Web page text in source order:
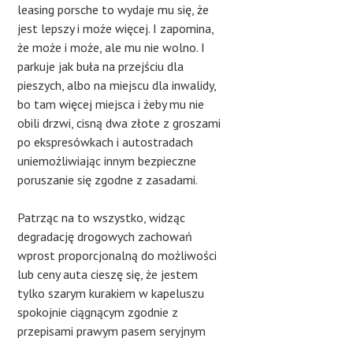
leasing porsche to wydaje mu się, że
jest lepszy i może więcej. I zapomina,
że może i może, ale mu nie wolno. I
parkuje jak buła na przejściu dla
pieszych, albo na miejscu dla inwalidy,
bo tam więcej miejsca i żeby mu nie
obili drzwi, cisną dwa złote z groszami
po ekspresówkach i autostradach
uniemożliwiając innym bezpieczne
poruszanie się zgodne z zasadami.
Patrząc na to wszystko, widząc
degradację drogowych zachowań
wprost proporcjonalną do możliwości
lub ceny auta cieszę się, że jestem
tylko szarym kurakiem w kapeluszu
spokojnie ciągnącym zgodnie z
przepisami prawym pasem seryjnym